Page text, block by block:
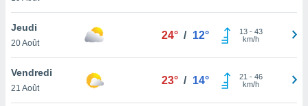
cas,
que
Jeudi
20 Août
24° / 12° 13- 43
km/h
Vendredi
21 Août
23° / 14° 21 - 46
km/h